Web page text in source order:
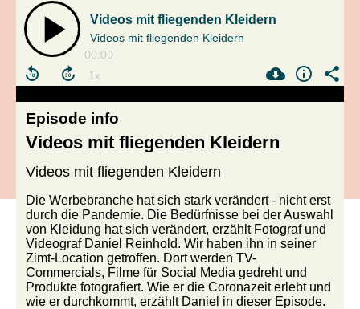
Videos mit fliegenden Kleidern
Videos mit fliegenden Kleidern
00:00
Episode info
Videos mit fliegenden Kleidern
Videos mit fliegenden Kleidern
Die Werbebranche hat sich stark verändert - nicht erst
durch die Pandemie. Die Bedürfnisse bei der Auswahl
von Kleidung hat sich verändert, erzählt Fotograf und
Videograf Daniel Reinhold. Wir haben ihn in seiner
Zimt-Location getroffen. Dort werden TV-
Commercials, Filme für Social Media gedreht und
Produkte fotografiert. Wie er die Coronazeit erlebt und
wie er durchkommt, erzählt Daniel in dieser Episode.